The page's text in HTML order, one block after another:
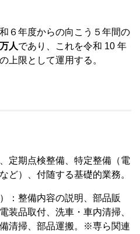
６年度からの向こう５年間の
人であり、これを令和 10 年
上限として運用する。
定期点検整備、特定整備（電
ど）、付随する基礎的業務。
：整備内容の説明、部品販
装品取付、洗車・車内清掃、
清掃、部品運搬。※専ら関連